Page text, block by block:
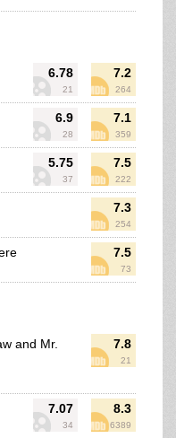
6.78
21
7.2
264
6.9
28
7.1
359
5.75
37
7.5
222
7.3
254
7.5
73
7.8
21
and Mr.
7.07
34
8.3
6389